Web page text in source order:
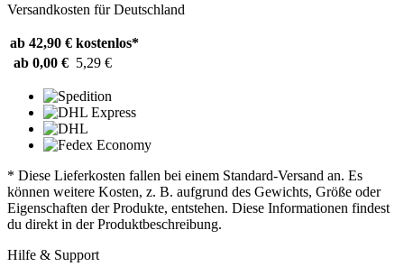
Versandkosten für Deutschland
ab 42,90 € kostenlos*
ab 0,00 € 5,29 €
* Diese Lieferkosten fallen bei einem Standard-Versand an. Es
können weitere Kosten, z. B. aufgrund des Gewichts, Größe oder
Eigenschaften der Produkte, entstehen. Diese Informationen findest
du direkt in der Produktbeschreibung.
Hilfe & Support